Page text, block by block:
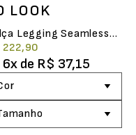
LOOK
Legging Seamless
222,90
6x de R$ 37,15